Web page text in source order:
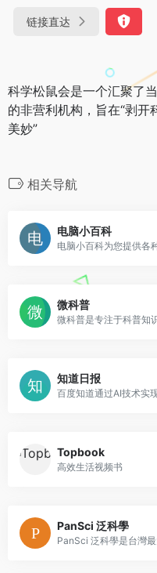
链接直达
科学松鼠会是一个汇聚了
的非营利机构，旨在“剥开
美妙”
相关导航
电脑小百科
微科普
知道日报
Topbook
高效生活视频书
PanSci 泛科學